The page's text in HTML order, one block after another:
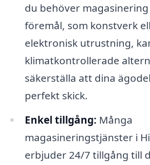
du behöver
föremål, som konstverk
elektronisk utrustning,
klimatkontrollerade
säkerställa att dina
perfekt skick.
Enkel tillgång: Många
magasineringstjänster i
erbjuder 24/7 tillgång till